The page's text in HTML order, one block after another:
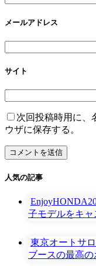
メールアドレス
サイト
次回投稿時用に、
ウザに保存する。
人気の記事
子モデルをキャ
東京オートサ
ブースの最高の